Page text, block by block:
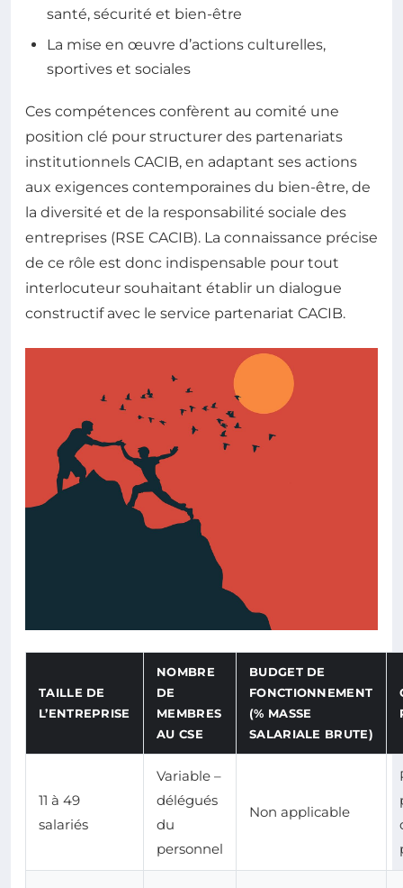
santé, sécurité et bien-être
La mise en œuvre d’actions culturelles,
sportives et sociales
Ces compétences confèrent au comité une
position clé pour structurer des partenariats
institutionnels CACIB, en adaptant ses actions
aux exigences contemporaines du bien-être, de
la diversité et de la responsabilité sociale des
entreprises (RSE CACIB). La connaissance précise
de ce rôle est donc indispensable pour tout
interlocuteur souhaitant établir un dialogue
constructif avec le service partenariat CACIB.
TAILLE DE
L’ENTREPRISE
NOMBRE
DE
MEMBRES
AU CSE
BUDGET DE
FONCTIONNEMENT
(% MASSE
SALARIALE BRUTE)
11 à 49
salariés
Variable –
délégués
du
personnel
Non applicable